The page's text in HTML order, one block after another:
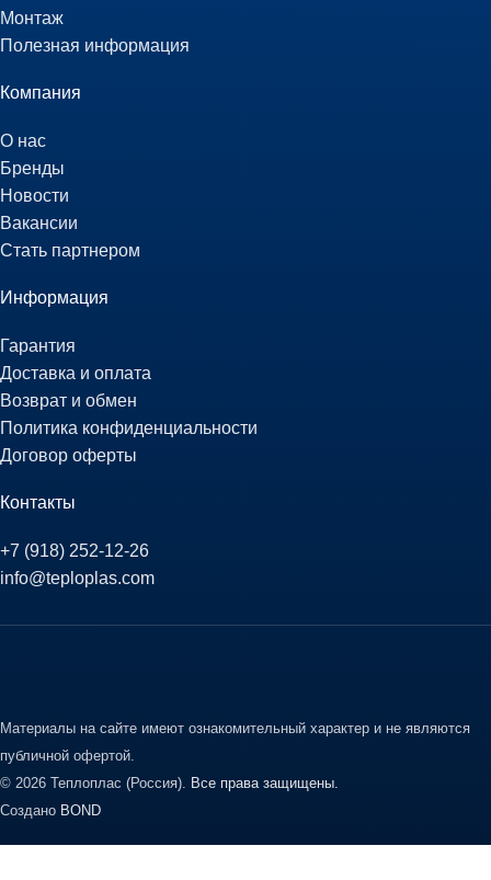
Монтаж
Полезная информация
Компания
О нас
Бренды
Новости
Вакансии
Стать партнером
Информация
Гарантия
Доставка и оплата
Возврат и обмен
Политика конфиденциальности
Договор оферты
Контакты
+7 (918) 252-12-26
info@teploplas.com
Материалы на сайте имеют ознакомительный характер и не являются
публичной офертой.
© 2026 Теплоплас (Россия). Все права защищены.
Создано BOND